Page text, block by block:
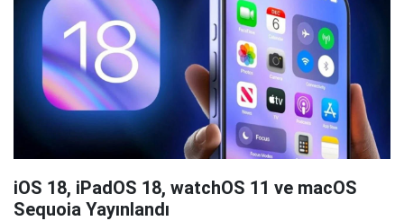
iOS 18, iPadOS 18, watchOS 11 ve macOS
Sequoia Yayınlandı